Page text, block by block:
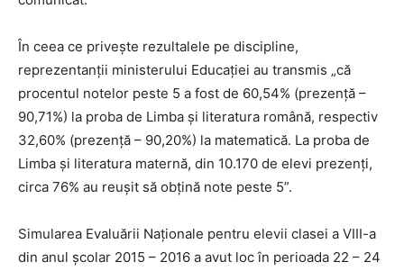
În ceea ce priveşte rezultalele pe discipline,
reprezentanţii ministerului Educaţiei au transmis „că
procentul notelor peste 5 a fost de 60,54% (prezenţă –
90,71%) la proba de Limba şi literatura română, respectiv
32,60% (prezenţă – 90,20%) la matematică. La proba de
Limba şi literatura maternă, din 10.170 de elevi prezenţi,
circa 76% au reuşit să obţină note peste 5”.
Simularea Evaluării Naţionale pentru elevii clasei a VIII-a
din anul şcolar 2015 – 2016 a avut loc în perioada 22 – 24